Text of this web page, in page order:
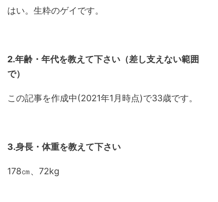
はい。生粋のゲイです。
2.年齢・年代を教えて下さい（差し支えない範囲
で）
この記事を作成中(2021年1月時点)で33歳です。
3.身長・体重を教えて下さい
178㎝、72kg